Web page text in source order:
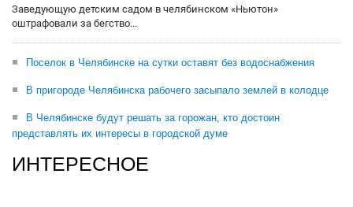
Заведующую детским садом в челябинском «Ньютон»
оштрафовали за бегство...
Поселок в Челябинске на сутки оставят без водоснабжения
В пригороде Челябинска рабочего засыпало землей в колодце
В Челябинске будут решать за горожан, кто достоин
представлять их интересы в городской думе
ИНТЕРЕСНОЕ